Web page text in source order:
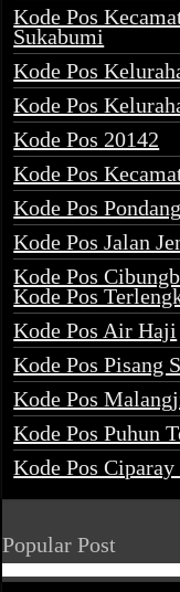
Kode Pos
Sukabumi
Kode Pos
Kode Pos
Kode Pos 20142
Kode Pos
Kode Pos
Kode Pos Jalan
Kode Pos
Kode Pos
Kode Pos Air Haji
Kode Pos Pisang
Kode Pos
Kode Pos Puhun
Kode Pos
Popular Post